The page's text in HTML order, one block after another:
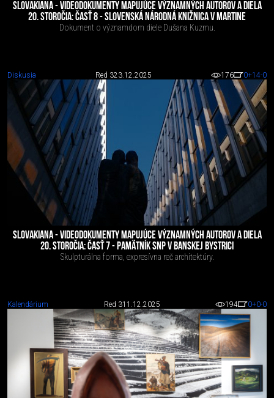
SLOVAKIANA - VIDEODOKUMENTY MAPUJÚCE VÝZNAMNÝCH AUTOROV A DIELA
20. STOROČIA: ČASŤ 8 - SLOVENSKÁ NÁRODNÁ KNIŽNICA V MARTINE
Dokument o významdom diele Dušana Kuzmu.
Diskusia Red 323.12.2025 176 0+14-0
SLOVAKIANA - VIDEODOKUMENTY MAPUJÚCE VÝZNAMNÝCH AUTOROV A DIELA
20. STOROČIA: ČASŤ 7 - PAMÄTNÍK SNP V BANSKEJ BYSTRICI
Skulpturálna forma, expresívna reč architektúry.
Kalendárium Red 311.12.2025 194 0+0-0